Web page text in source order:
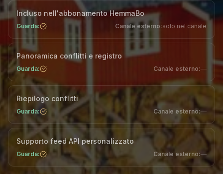
Incluso nell'abbonamento HemmaBo
Guarda: Canale esterno:solo nel canale
Panoramica conflitti e registro
Guarda: Canale esterno:—
Riepilogo conflitti
Guarda: Canale esterno:—
Supporto feed API personalizzato
Guarda: Canale esterno:—